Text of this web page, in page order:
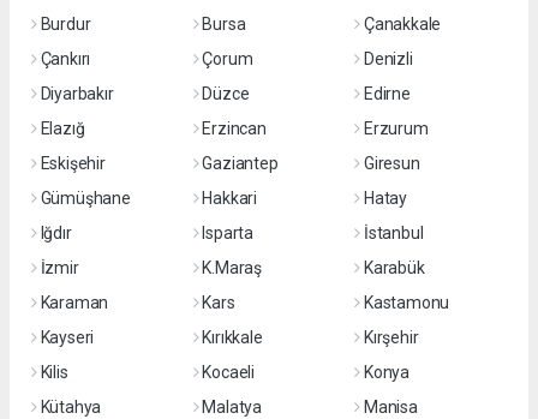
Burdur
Bursa
Çanakkale
Çankırı
Çorum
Denizli
Diyarbakır
Düzce
Edirne
Elazığ
Erzincan
Erzurum
Eskişehir
Gaziantep
Giresun
Gümüşhane
Hakkari
Hatay
Iğdır
Isparta
İstanbul
İzmir
K.Maraş
Karabük
Karaman
Kars
Kastamonu
Kayseri
Kırıkkale
Kırşehir
Kilis
Kocaeli
Konya
Kütahya
Malatya
Manisa